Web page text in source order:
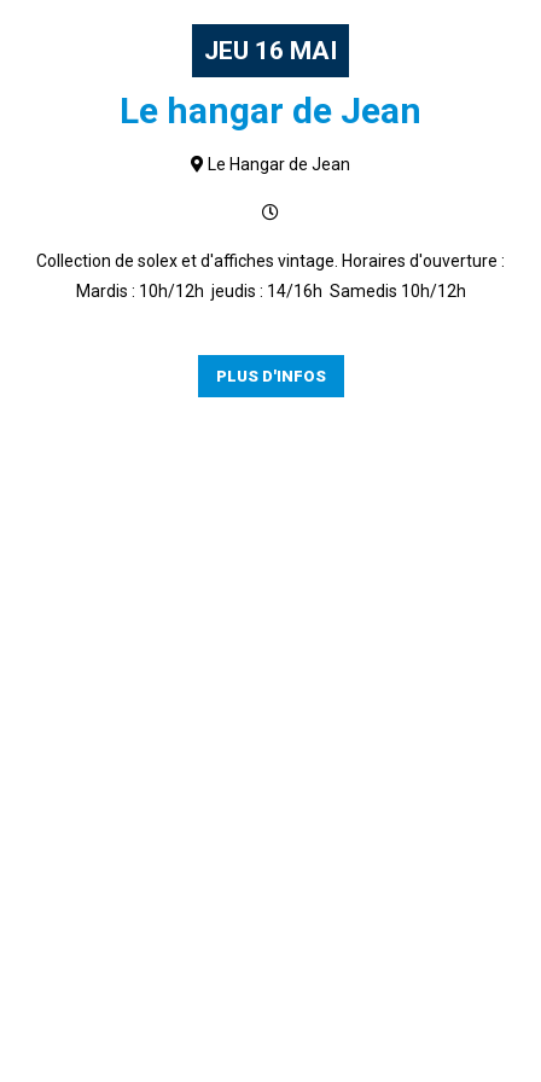
JEU 16 MAI
Le hangar de Jean
Le Hangar de Jean
Collection de solex et d'affiches vintage. Horaires d'ouverture :
Mardis : 10h/12h jeudis : 14/16h Samedis 10h/12h
PLUS D'INFOS